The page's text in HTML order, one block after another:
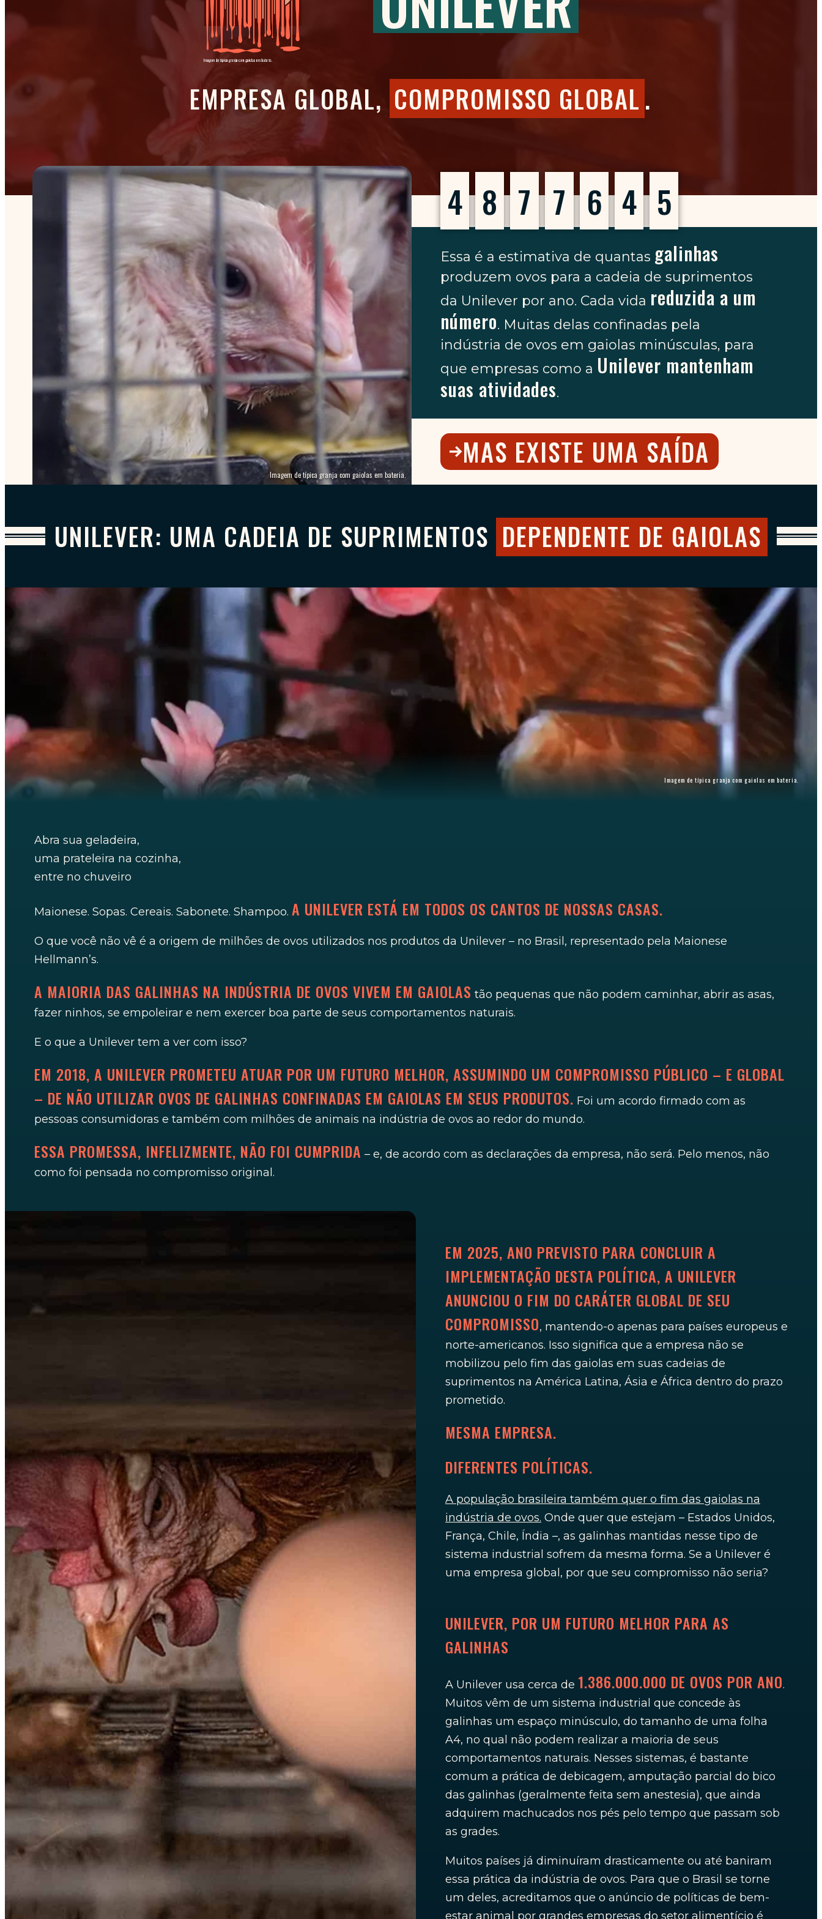
EMPRESA GLOBAL, COMPROMISSO GLOBAL .
Imagem de típica granja com gaiolas em bateria.
4 8 7 7 6 4 5
Essa é a estimativa de quantas galinhas
produzem ovos para a cadeia de suprimentos
da Unilever por ano. Cada vida reduzida a um
número. Muitas delas confinadas pela
indústria de ovos em gaiolas minúsculas, para
que empresas como a Unilever mantenham
suas atividades.
MAS EXISTE UMA SAÍDA
UNILEVER: UMA CADEIA DE SUPRIMENTOS DEPENDENTE DE GAIOLAS
Imagem de típica granja com gaiolas em bateria.
Abra sua geladeira,
uma prateleira na cozinha,
entre no chuveiro
Maionese. Sopas. Cereais. Sabonete. Shampoo. A UNILEVER ESTÁ EM TODOS OS CANTOS DE NOSSAS CASAS.
O que você não vê é a origem de milhões de ovos utilizados nos produtos da Unilever – no Brasil, representado pela Maionese
Hellmann’s.
A MAIORIA DAS GALINHAS NA INDÚSTRIA DE OVOS VIVEM EM GAIOLAS tão pequenas que não podem caminhar, abrir as asas,
fazer ninhos, se empoleirar e nem exercer boa parte de seus comportamentos naturais.
E o que a Unilever tem a ver com isso?
EM 2018, A UNILEVER PROMETEU ATUAR POR UM FUTURO MELHOR, ASSUMINDO UM COMPROMISSO PÚBLICO – E GLOBAL
– DE NÃO UTILIZAR OVOS DE GALINHAS CONFINADAS EM GAIOLAS EM SEUS PRODUTOS. Foi um acordo firmado com as
pessoas consumidoras e também com milhões de animais na indústria de ovos ao redor do mundo.
ESSA PROMESSA, INFELIZMENTE, NÃO FOI CUMPRIDA – e, de acordo com as declarações da empresa, não será. Pelo menos, não
como foi pensada no compromisso original.
EM 2025, ANO PREVISTO PARA CONCLUIR A
IMPLEMENTAÇÃO DESTA POLÍTICA, A UNILEVER
ANUNCIOU O FIM DO CARÁTER GLOBAL DE SEU
COMPROMISSO, mantendo-o apenas para países europeus e
norte-americanos. Isso significa que a empresa não se
mobilizou pelo fim das gaiolas em suas cadeias de
suprimentos na América Latina, Ásia e África dentro do prazo
prometido.
MESMA EMPRESA.
DIFERENTES POLÍTICAS.
A população brasileira também quer o fim das gaiolas na
indústria de ovos. Onde quer que estejam – Estados Unidos,
França, Chile, Índia –, as galinhas mantidas nesse tipo de
sistema industrial sofrem da mesma forma. Se a Unilever é
uma empresa global, por que seu compromisso não seria?
UNILEVER, POR UM FUTURO MELHOR PARA AS
GALINHAS
A Unilever usa cerca de 1.386.000.000 DE OVOS POR ANO.
Muitos vêm de um sistema industrial que concede às
galinhas um espaço minúsculo, do tamanho de uma folha
A4, no qual não podem realizar a maioria de seus
comportamentos naturais. Nesses sistemas, é bastante
comum a prática de debicagem, amputação parcial do bico
das galinhas (geralmente feita sem anestesia), que ainda
adquirem machucados nos pés pelo tempo que passam sob
as grades.
Muitos países já diminuíram drasticamente ou até baniram
essa prática da indústria de ovos. Para que o Brasil se torne
um deles, acreditamos que o anúncio de políticas de bem-
estar animal por grandes empresas do setor alimentício é